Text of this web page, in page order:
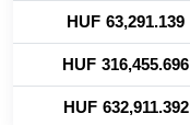
63,291.139 HUF
316,455.696 HUF
632,911.392 HUF